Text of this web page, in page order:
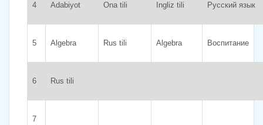
4 Adabiyot Ona tili Ingliz tili Русский язык
5 Algebra Rus tili Algebra Воспитание
6 Rus tili
7